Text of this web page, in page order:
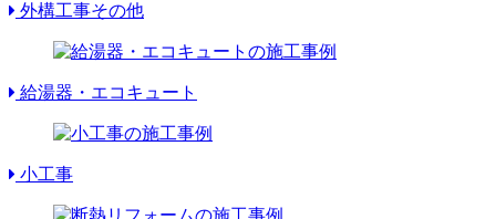
外構工事その他
給湯器・エコキュート
小工事